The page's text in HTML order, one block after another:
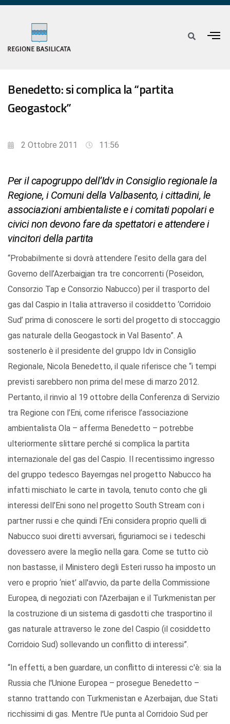
Benedetto: si complica la “partita
Geogastock”
2 Ottobre 2011 11:56
Per il capogruppo dell’Idv in Consiglio regionale la
Regione, i Comuni della Valbasento, i cittadini, le
associazioni ambientaliste e i comitati popolari e
civici non devono fare da spettatori e attendere i
vincitori della partita
“Probabilmente si dovrà attendere l’esito della gara del
Governo dell’Azerbaigjan tra tre concorrenti (Poseidon,
Consorzio Tap e Consorzio Nabucco) per il trasporto del
gas dal Caspio in Italia attraverso il cosiddetto ‘Corridoio
Sud’ prima di conoscere le sorti del progetto di stoccaggio
gas naturale della Geogastock in Val Basento”. A
sostenerlo è il presidente del gruppo Idv in Consiglio
Regionale, Nicola Benedetto, il quale riferisce che “i tempi
previsti sarebbero non prima del mese di marzo 2012.
Pertanto, il rinvio al 19 ottobre della Conferenza di Servizio
tra Regione con l’Eni, come riferisce l’associazione
ambientalista Ola – afferma Benedetto – potrebbe
ulteriormente slittare perché si complica la partita
internazionale del gas del Caspio. Il recentissimo ingresso
del gruppo tedesco Bayerngas nel progetto Nabucco ha
infatti mischiato le carte in tavola, tenuto conto che gli
interessi dell’Eni sono nel progetto South Stream con i
partner russi e che quindi l’Eni considera proprio quelli di
Nabucco suoi diretti avversari, figuriamoci se i tedeschi
dovessero avere la meglio nella gara. Come se tutto ciò
non bastasse, il Ministero degli Esteri russo ha imposto un
vero e proprio ‘niet’ all'avvio, da parte della Commissione
Europea, di negoziati con l'Azerbaijan e il Turkmenistan per
la costruzione di un sistema di gasdotti che trasportino il
gas naturale attraverso le zone del Caspio (il cosiddetto
Corridoio Sud) sollevando un conflitto di interessi”.
“In effetti, a ben guardare, un conflitto di interessi c'è: sia la
Russia che l'Unione Europea – prosegue Benedetto –
stanno trattando con Turkmenistan e Azerbaijan, due Stati
ricchissimi di gas. Mentre l'Ue punta al Corridoio Sud per